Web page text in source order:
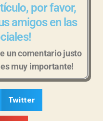
por favor,
amigos en las
un comentario justo
muy importante!
Twitter